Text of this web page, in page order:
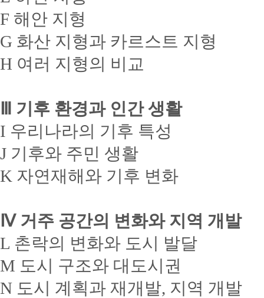
F 해안 지형
G 화산 지형과 카르스트 지형
H 여러 지형의 비교
Ⅲ 기후 환경과 인간 생활
I 우리나라의 기후 특성
J 기후와 주민 생활
K 자연재해와 기후 변화
Ⅳ 거주 공간의 변화와 지역 개발
L 촌락의 변화와 도시 발달
M 도시 구조와 대도시권
N 도시 계획과 재개발, 지역 개발